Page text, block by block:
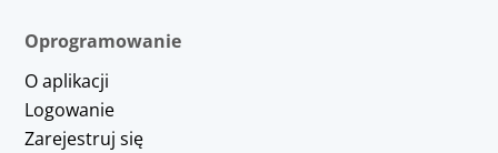
Oprogramowanie
O aplikacji
Logowanie
Zarejestruj się